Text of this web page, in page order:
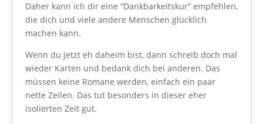
Daher kann ich dir eine “Dankbarkeitskur” empfehlen,
die dich und viele andere Menschen glücklich
machen kann.
Wenn du jetzt eh daheim bist, dann schreib doch mal
wieder Karten und bedank dich bei anderen. Das
müssen keine Romane werden, einfach ein paar
nette Zeilen. Das tut besonders in dieser eher
isolierten Zeit gut.